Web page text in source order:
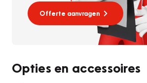
Offerte aanvragen
Opties en accessoires